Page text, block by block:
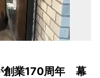
創業170周年 幕